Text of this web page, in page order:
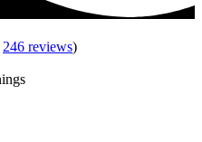
246 reviews)